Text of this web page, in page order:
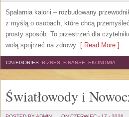
Spalarnia kalorii – rozbudowany
z myślą o osobach, które chcą
prosty sposób. To przestrzeń dla
wolą spojrzeć na zdrowy [ Read More ]
CATEGORIES: BIZNES, FINANSE, EKONOMIA
Światłowody i